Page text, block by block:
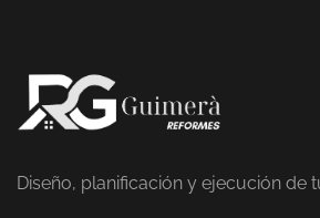
Diseño, planificación y ejecución de